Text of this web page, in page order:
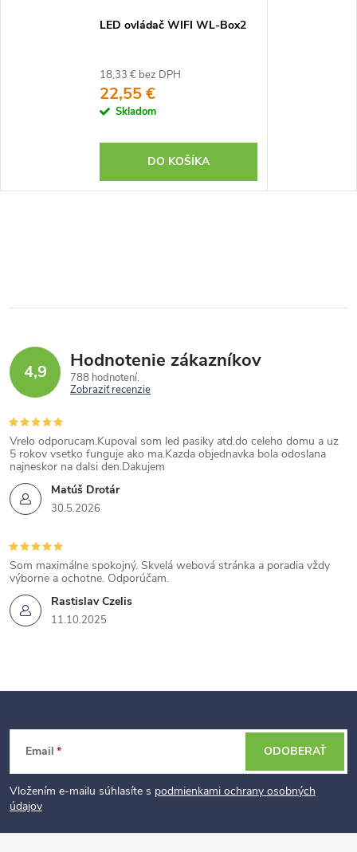
LED ovládač WIFI WL-Box2
18,33 € bez DPH
22,55 €
Skladom
DO KOŠÍKA
4,9 Hodnotenie zákazníkov
788 hodnotení
Zobraziť recenzie
Matúš Drotár
30.5.2026
Vrelo odporucam.Kupoval som led pasiky atd.do celeho domu a uz
5 rokov vsetko funguje ako ma.Kazda objednavka bola odoslana
najneskor na dalsi den.Dakujem
Rastislav Czelis
11.10.2025
Som maximálne spokojný. Skvelá webová stránka a poradia vždy
výborne a ochotne. Odporúčam.
t
Email
Vložením e-mailu súhlasíte s podmienkami ochrany osobných
údajov
ODOBERAŤ